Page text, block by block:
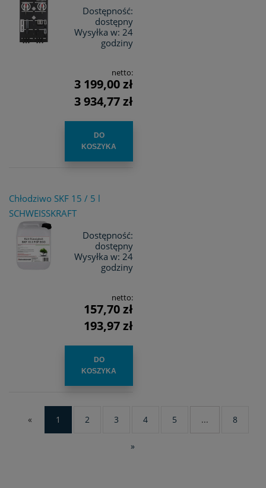
Dostępność:
dostępny
Wysyłka w: 24
godziny
netto:
3 199,00 zł
3 934,77 zł
DO
KOSZYKA
Chłodziwo SKF 15 / 5 l
SCHWEISSKRAFT
Dostępność:
dostępny
Wysyłka w: 24
godziny
netto:
157,70 zł
193,97 zł
DO
KOSZYKA
« 1 2 3 4 5 ... 8
»